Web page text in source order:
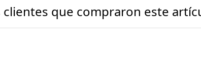
clientes que compraron este